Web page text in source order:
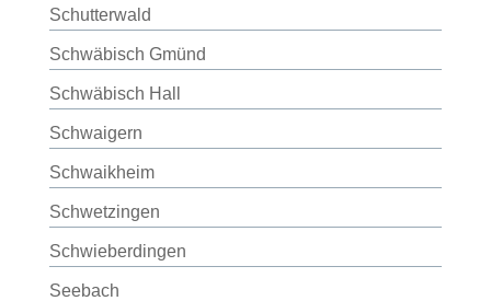
Schutterwald
Schwäbisch Gmünd
Schwäbisch Hall
Schwaigern
Schwaikheim
Schwetzingen
Schwieberdingen
Seebach